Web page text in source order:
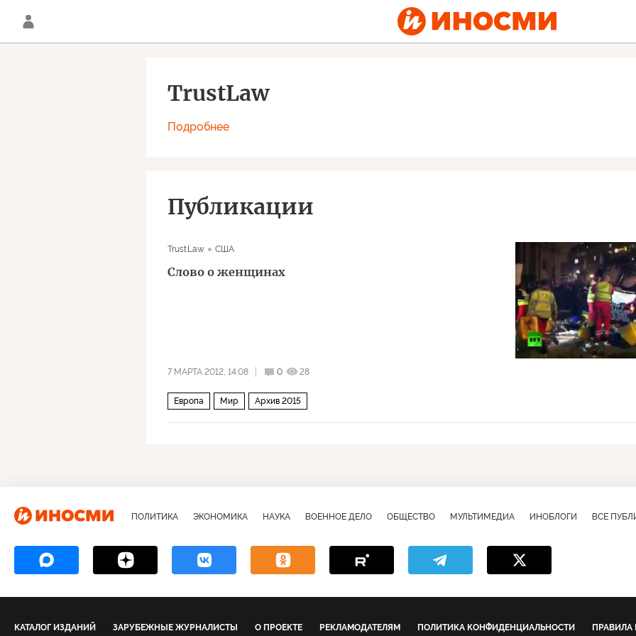
TrustLaw
Подробнее
Публикации
TrustLaw США
Слово о женщинах
7 МАРТА 2012, 14:08 0 28
Европа Мир Архив 2015
ПОЛИТИКА ЭКОНОМИКА НАУКА ВОЕННОЕ ДЕЛО ОБЩЕСТВО МУЛЬТИМЕДИА ИНОБЛОГИ ВСЕ
КАТАЛОГ ИЗДАНИЙ ЗАРУБЕЖНЫЕ ЖУРНАЛИСТЫ О ПРОЕКТЕ РЕКЛАМОДАТЕЛЯМ ПОЛИТИКА КОНФИДЕНЦИАЛЬНОСТИ ПРАВИЛА